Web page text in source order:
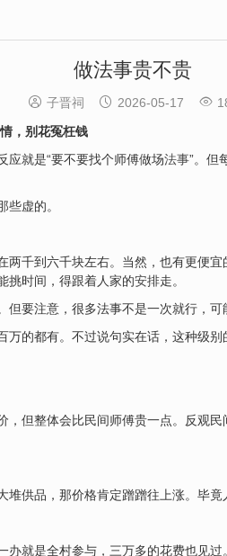
做法事贵不贵
 子晋祠  2026-05-17 
，别花冤枉钱
应就是“要不要找个师傅做场法事”。但
虚的。
两千到六千块左右。当然，也有更便
挑时间，得跟着人家的安排走。
要注意，很多法事不是一次就行，
的都有。不过说句实在话，这种级别
但整体会比民间师傅贵一点。反观民
供品，那价格肯定蹭蹭往上涨。毕竟
就是全村参与，三万多的花费也见过